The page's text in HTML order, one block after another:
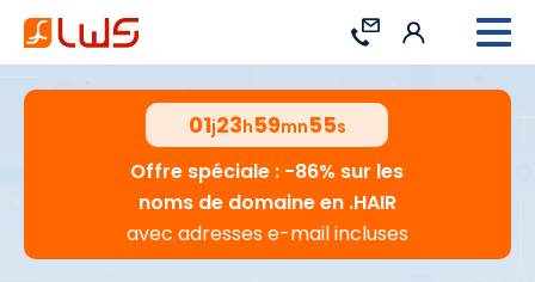
Contact Connexion
01j23h59mn54s
Offre spéciale : -86% sur les
noms de domaine en .HAIR
avec adresses e-mail incluses